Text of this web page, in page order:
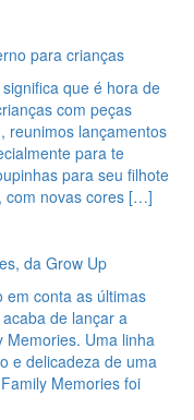
para crianças
que é hora de
com peças
reunimos lançamentos
para te
para seu filhote
com novas cores […]
da Grow Up
em conta as últimas
de lançar a
Memories. Uma linha
e delicadeza de uma
Memories foi